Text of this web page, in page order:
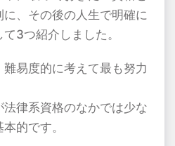
、その後の人生で明確に
3つ紹介しました。
易度的に考えて最も努力
律系資格のなかでは少な
的です。